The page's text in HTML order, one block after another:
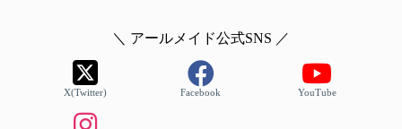
＼ アールメイド公式SNS ／
X(Twitter) Facebook YouTube